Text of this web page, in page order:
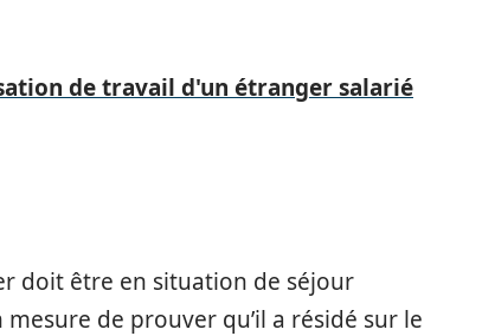
de travail d'un étranger salarié
doit être en situation de séjour
de prouver qu’il a résidé sur le